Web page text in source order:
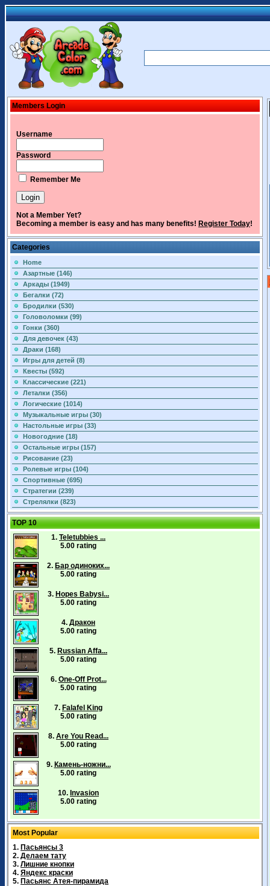
Members Login
Username
Password
Remember Me
Not a Member Yet?
Becoming a member is easy and has many benefits! Register Today!
Categories
Home
Азартные (146)
Аркады (1949)
Бегалки (72)
Бродилки (530)
Головоломки (99)
Гонки (360)
Для девочек (43)
Драки (168)
Игры для детей (8)
Квесты (592)
Классические (221)
Леталки (356)
Логические (1014)
Музыкальные игры (30)
Настольные игры (33)
Новогодние (18)
Остальные игры (157)
Рисование (23)
Ролевые игры (104)
Спортивные (695)
Стратегии (239)
Стрелялки (823)
TOP 10
1. Teletubbies ...
5.00 rating
2. Бар одиноких...
5.00 rating
3. Hopes Babysi...
5.00 rating
4. Дракон
5.00 rating
5. Russian Affa...
5.00 rating
6. One-Off Prot...
5.00 rating
7. Falafel King
5.00 rating
8. Are You Read...
5.00 rating
9. Камень-ножни...
5.00 rating
10. Invasion
5.00 rating
Most Popular
1. Пасьянсы 3
2. Делаем тату
3. Лишние кнопки
4. Яндекс краски
5. Пасьянс Атея-пирамида